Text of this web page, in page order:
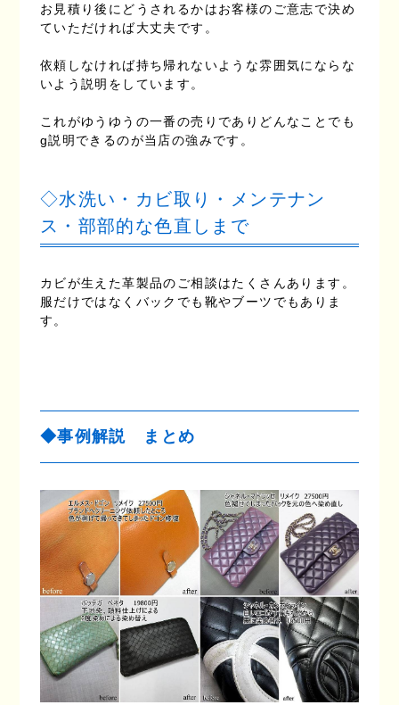
お見積り後にどうされるかはお客様のご意志で決め
ていただければ大丈夫です。
依頼しなければ持ち帰れないような雰囲気にならな
いよう説明をしています。
これがゆうゆうの一番の売りでありどんなことでも
g説明できるのが当店の強みです。
◇水洗い・カビ取り・メンテナン
ス・部部的な色直しまで
カビが生えた革製品のご相談はたくさんあります。
服だけではなくバックでも靴やブーツでもありま
す。
◆事例解説 まとめ